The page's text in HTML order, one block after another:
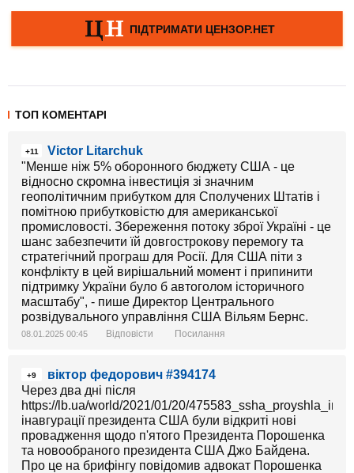
ТОП КОМЕНТАРІ
+11
Victor Litarchuk
"Менше ніж 5% оборонного бюджету США - це
відносно скромна інвестиція зі значним
геополітичним прибутком для Сполучених Штатів і
помітною прибутковістю для американської
промисловості. Збереження потоку зброї Україні - це
шанс забезпечити їй довгострокову перемогу та
стратегічний програш для Росії. Для США піти з
конфлікту в цей вирішальний момент і припинити
підтримку України було б автоголом історичного
масштабу", - пише Директор Центрального
розвідувального управління США Вільям Бернс.
08.01.2025 00:45 Відповісти Посилання
+9
віктор федорович #394174
Через два дні після
https://lb.ua/world/2021/01/20/
інавгурації президента США були відкриті нові
провадження щодо п'ятого Президента Порошенка
та новообраного президента США Джо Байдена.
Про це на брифінгу повідомив адвокат Порошенка